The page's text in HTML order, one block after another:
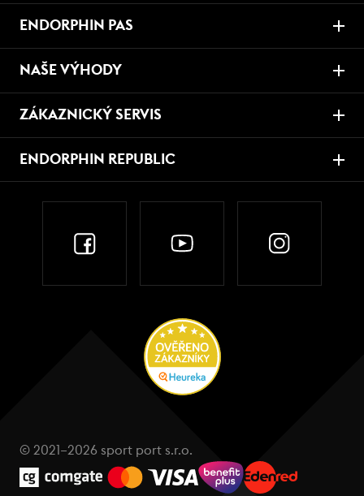
ENDORPHIN PAS
NAŠE VÝHODY
ZÁKAZNICKÝ SERVIS
ENDORPHIN REPUBLIC
© 2021–2026 sport port s.r.o.